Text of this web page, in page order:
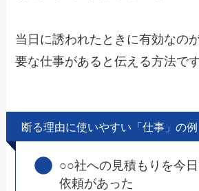
当日に誘われたときに有効なのが
要な仕事がある と伝える方法です
断る理由に使いやすい「仕事」の例
○○社への見積もりを今
依頼があった